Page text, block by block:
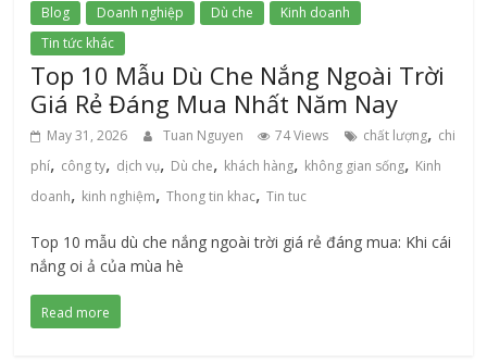
Blog Doanh nghiệp Dù che
Kinh doanh
Tin tức khác
Top 10 Mẫu Dù Che Nắng Ngoài Trời
Giá Rẻ Đáng Mua Nhất Năm Nay
May 31, 2026 Tuan Nguyen 74 Views chất lượng, chi
phí, công ty, dịch vụ, Dù che, khách hàng, không gian sống, Kinh
doanh, kinh nghiệm,Thong tin khac,Tin tuc
Top 10 mẫu dù che nắng ngoài trời giá rẻ đáng mua: Khi cái
nắng oi ả của mùa hè
Read more